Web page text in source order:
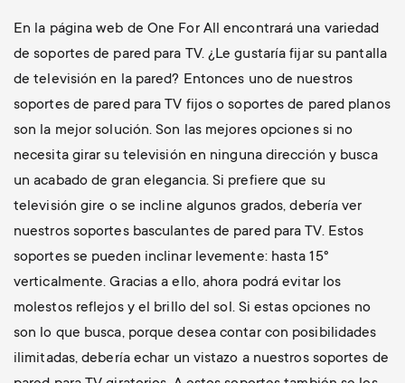
En la página web de One For All encontrará una variedad
de soportes de pared para TV. ¿Le gustaría fijar su pantalla
de televisión en la pared? Entonces uno de nuestros
soportes de pared para TV fijos o soportes de pared planos
son la mejor solución. Son las mejores opciones si no
necesita girar su televisión en ninguna dirección y busca
un acabado de gran elegancia. Si prefiere que su
televisión gire o se incline algunos grados, debería ver
nuestros soportes basculantes de pared para TV. Estos
soportes se pueden inclinar levemente: hasta 15°
verticalmente. Gracias a ello, ahora podrá evitar los
molestos reflejos y el brillo del sol. Si estas opciones no
son lo que busca, porque desea contar con posibilidades
ilimitadas, debería echar un vistazo a nuestros soportes de